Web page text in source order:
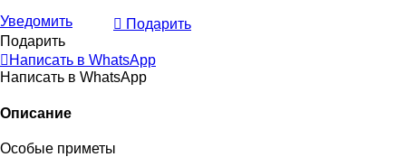
Уведомить
Подарить
Подарить
Написать в WhatsApp
Написать в WhatsApp
Описание
Особые приметы